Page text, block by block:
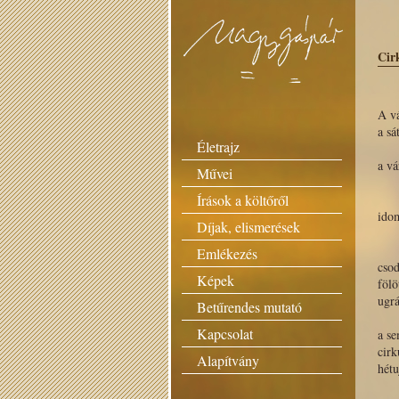
Életrajz
Művei
Írások a költőről
Díjak, elismerések
Emlékezés
Képek
Betűrendes mutató
Kapcsolat
Alapítvány
A
a
a
a